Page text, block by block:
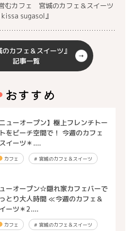
むカフェ 宮城のカフェ＆スイーツ
sugasol』
のカフェ＆スイーツ』
記事一覧
おすすめ
ニューオープン】極上フレンチトー
をビーチ空間で！ 今週のカフェ
イーツ＊....
カフェ #宮城のカフェ＆スイーツ
ーオープン☆隠れ家カフェバーで
とり大人時間 ≪今週のカフェ＆
ーツ＊2....
カフェ #宮城のカフェ＆スイーツ